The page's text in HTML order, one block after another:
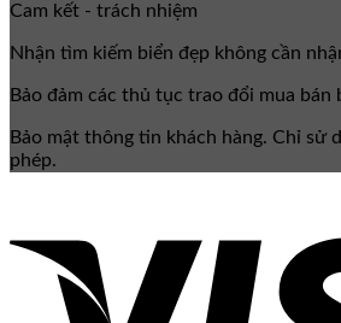
Cam kết - trách nhiệm
Nhận tìm kiếm biển đẹp không cần
Bảo đảm các thủ tục trao đổi mua bán
Bảo mật thông tin khách hàng. Chỉ sử
phép.